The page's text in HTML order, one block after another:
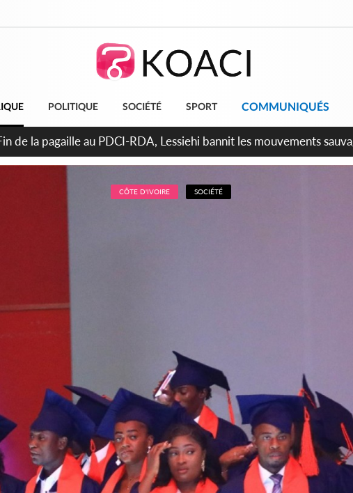
POLITIQUE SOCIÉTÉ SPORT COMMUNIQUÉS
promet des sanctions contre les déguerpissements illégaux
CÔTE D'IVOIRE SOCIÉTÉ